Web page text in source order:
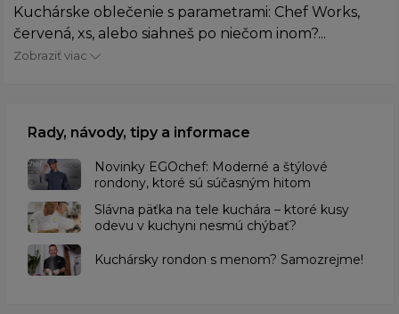
Kuchárske oblečenie s parametrami: Chef Works,
červená, xs, alebo siahneš po niečom inom?...
Zobraziť viac
Rady, návody, tipy a informace
Novinky EGOchef: Moderné a štýlové
rondony, ktoré sú súčasným hitom
Slávna päťka na tele kuchára – ktoré kusy
odevu v kuchyni nesmú chýbať?
Kuchársky rondon s menom? Samozrejme!